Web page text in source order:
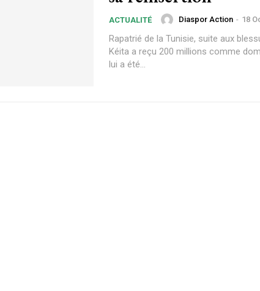
ACTUALITÉ Diaspor Action - 18
Rapatrié de la Tunisie, suite aux
Kéita a reçu 200 millions comme
lui a été...